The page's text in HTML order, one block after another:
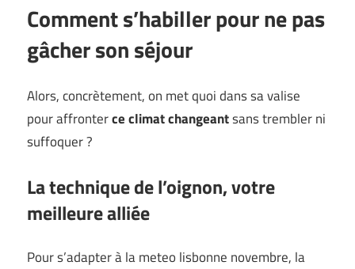
Comment s’habiller pour ne pas
gâcher son séjour
Alors, concrètement, on met quoi dans sa valise
pour affronterce climat changeantsans trembler ni
suffoquer ?
La technique de l’oignon, votre
meilleure alliée
Pour s’adapter à la meteo lisbonne novembre, la